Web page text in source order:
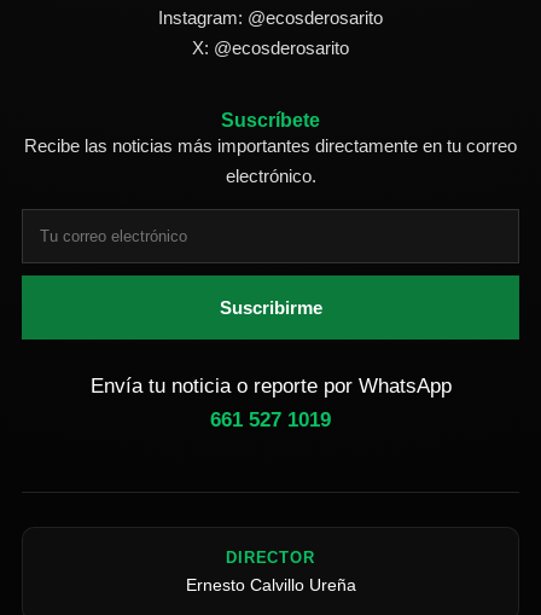
Instagram: @ecosderosarito
X: @ecosderosarito
Suscríbete
Recibe las noticias más importantes directamente en tu correo
electrónico.
Suscribirme
Envía tu noticia o reporte por WhatsApp
661 527 1019
DIRECTOR
Ernesto Calvillo Ureña